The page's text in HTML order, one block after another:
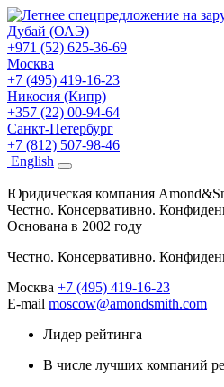
Дубай (ОАЭ)
+971 (52) 625-36-69
Москва
+7 (495) 419-16-23
Никосия (Кипр)
+357 (22) 00-94-64
Санкт-Петербург
+7 (812) 507-98-46
English
Юридическая компания
Честно. Консервативно.
Основана в 2002 году
Честно. Консервативно.
Москва +7 (495) 419-16-23
E-mail moscow@amondsmith.com
Лидер рейтинга
В числе лучших компаний